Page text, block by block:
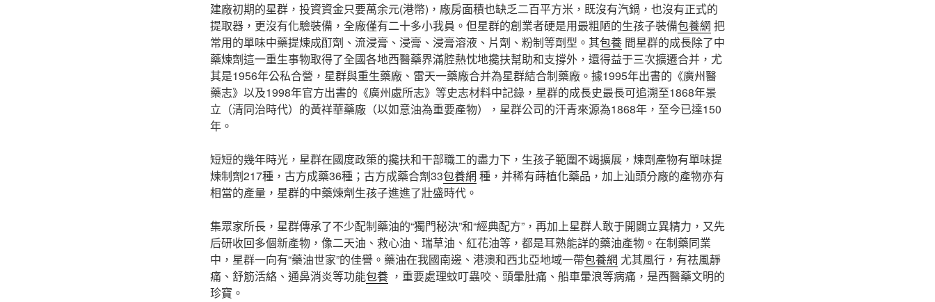
建廠初期的星群，投資資金只要萬余元(港幣)，廠房面積也缺乏二百平方米，既沒有汽鍋，也沒有正式的
提取器，更沒有化驗裝備，全廠僅有二十多小我員。但星群的創業者硬是用最粗陋的生孩子裝備包養網 把
常用的單味中藥提煉成酊劑、流浸膏、浸膏、浸膏溶液、片劑、粉制等劑型。其包養 間星群的成長除了中
藥煉劑這一重生事物取得了全國各地西醫藥界滿腔熱忱地攙扶幫助和支撐外，還得益于三次擴遷合并，尤
其是1956年公私合營，星群與重生藥廠、雷天一藥廠合并為星群結合制藥廠。據1995年出書的《廣州醫
藥志》以及1998年官方出書的《廣州處所志》等史志材料中記錄，星群的成長史最長可追溯至1868年景
立（清同治時代）的黃祥華藥廠（以如意油為重要產物），星群公司的汗青來源為1868年，至今已達150
年。
短短的幾年時光，星群在國度政策的攙扶和干部職工的盡力下，生孩子範圍不竭擴展，煉劑產物有單味提
煉制劑217種，古方成藥36種；古方成藥合劑33包養網 種，并稀有蒔植化藥品，加上汕頭分廠的產物亦有
相當的產量，星群的中藥煉劑生孩子進進了壯盛時代。
集眾家所長，星群傳承了不少配制藥油的“獨門秘決”和“經典配方”，再加上星群人敢于開闢立異精力，又先
后研收回多個新產物，像二天油、救心油、瑞草油、紅花油等，都是耳熟能詳的藥油產物。在制藥同業
中，星群一向有“藥油世家”的佳譽。藥油在我國南邊、港澳和西北亞地域一帶包養網 尤其風行，有祛風靜
痛、舒筋活絡、通鼻消炎等功能包養 ，重要處理蚊叮蟲咬、頭暈肚痛、船車暈浪等病痛，是西醫藥文明的
珍寶。